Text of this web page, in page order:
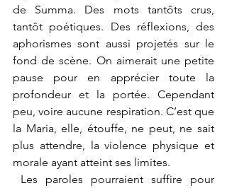
de Summa. Des mots tantôts crus,
tantôt poétiques. Des réflexions, des
aphorismes sont aussi projetés sur le
fond de scène. On aimerait une petite
pause pour en apprécier toute la
profondeur et la portée. Cependant
peu, voire aucune respiration. C’est que
la Maria, elle, étouffe, ne peut, ne sait
plus attendre, la violence physique et
morale ayant atteint ses limites.
Les paroles pourraient suffire pour